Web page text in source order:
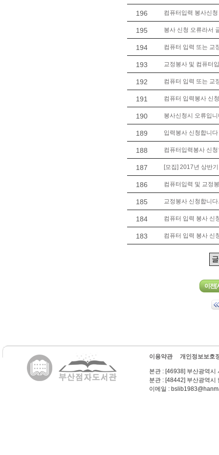
196 컴퓨터입력 봉사신
195 봉사 신청 오류라서
194 컴퓨터 입력 또는 교
193 교정봉사 및 컴퓨터
192 컴퓨터 입력 또는 교
191 컴퓨터 입력봉사 신
190 봉사신청시 오류입
189 입력봉사 신청합니
188 컴퓨터입력봉사 신
187 [모집] 2017년 상반
186 컴퓨터입력 및 교정
185 교정봉사 신청합니다.
184 컴퓨터 입력 봉사 신
183 컴퓨터 입력 봉사 신
이용약관 개인정보보호
본관 : [46938] 부산광역
분관 : [48442] 부산광역
이메일 :